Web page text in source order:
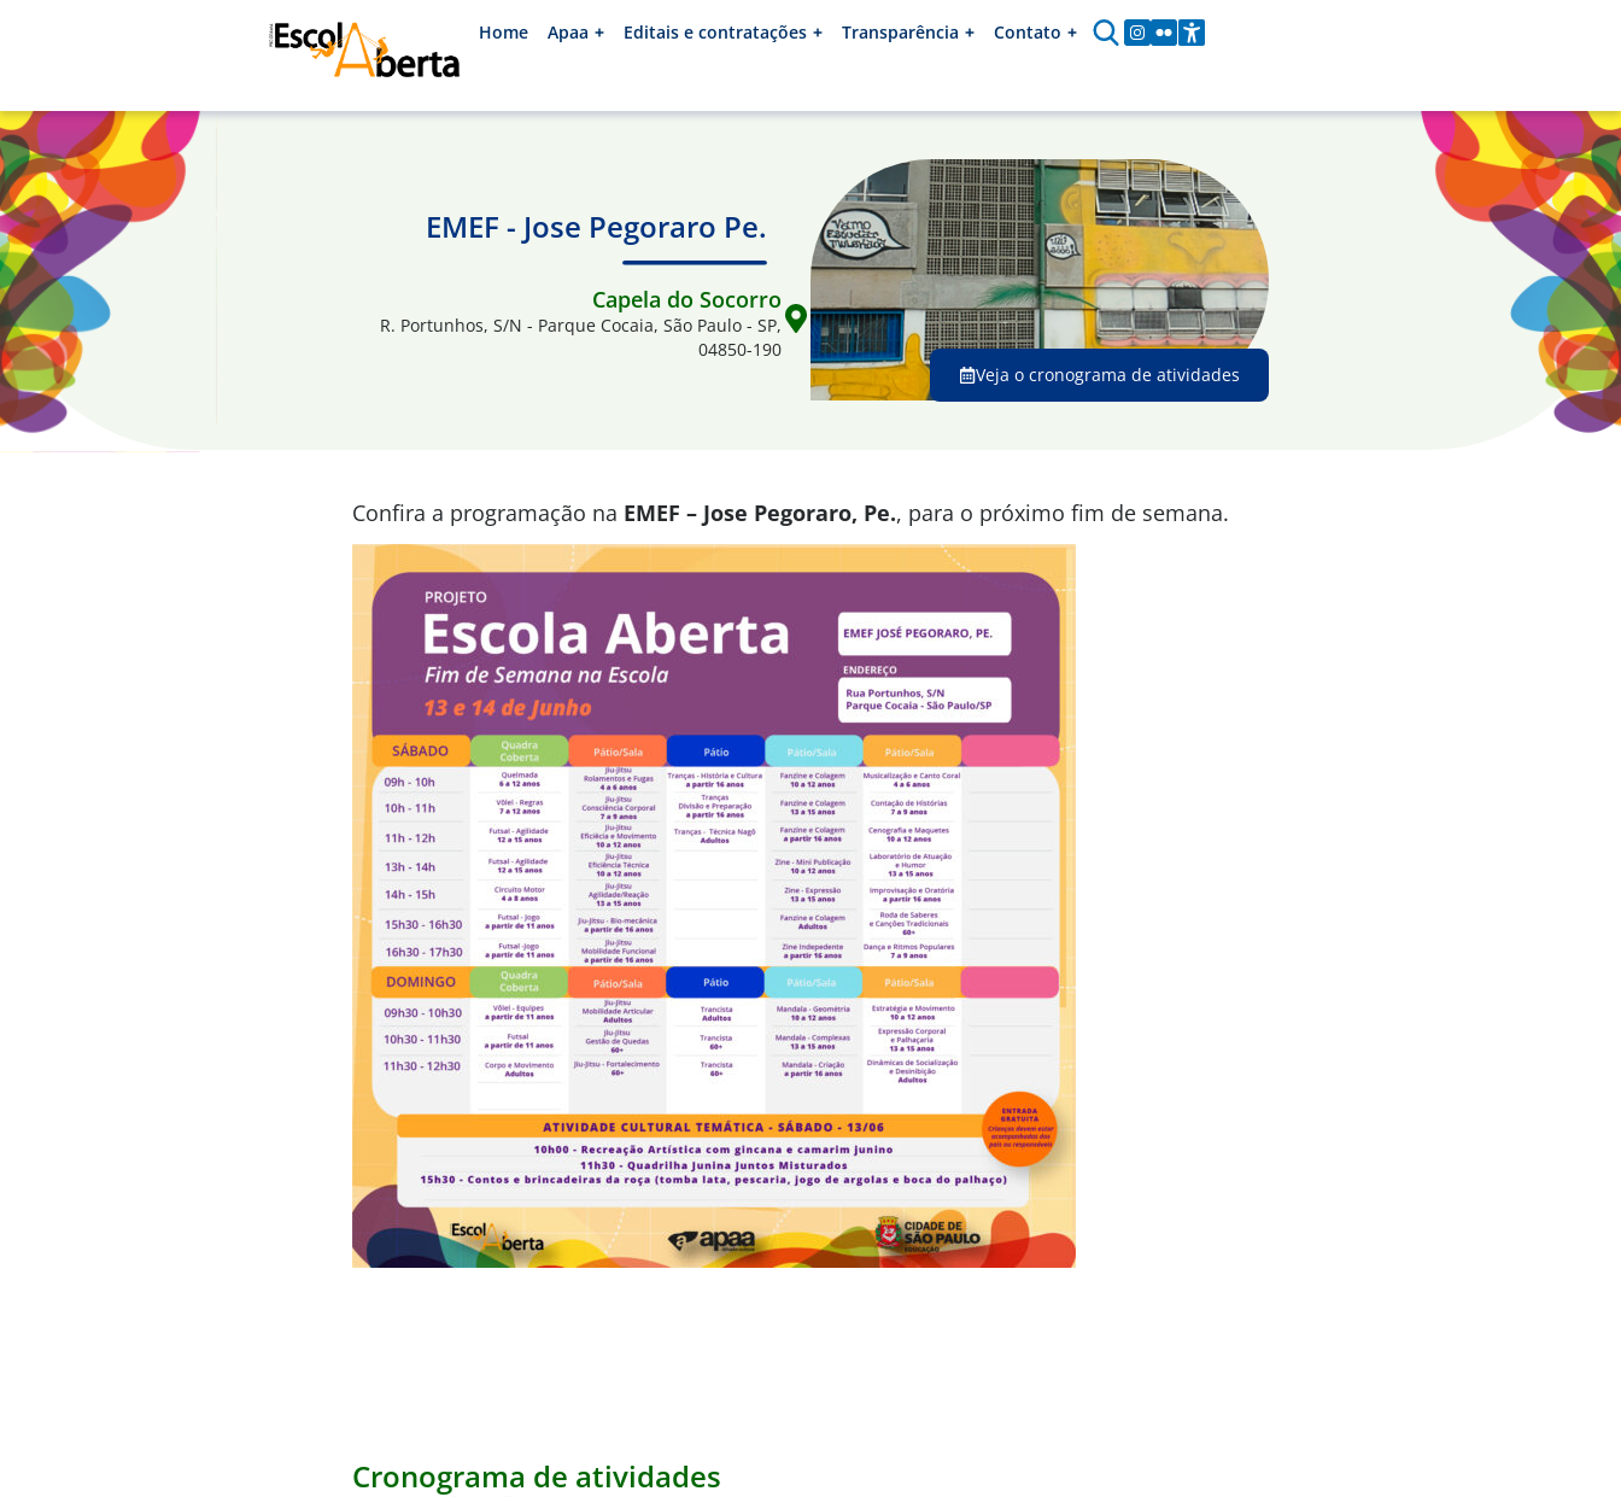
Home Apaa Editais e contratações Transparência Contato
EMEF - Jose Pegoraro Pe.
Capela do Socorro
R. Portunhos, S/N - Parque Cocaia, São Paulo - SP,
04850-190
Veja o cronograma de atividades
Confira a programação na EMEF – Jose Pegoraro, Pe., para o próximo fim de semana.
Cronograma de atividades